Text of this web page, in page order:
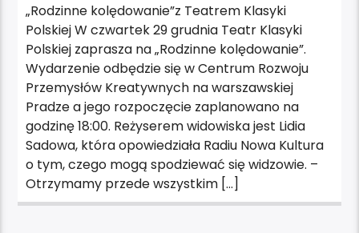
„Rodzinne kolędowanie”z Teatrem Klasyki
Polskiej W czwartek 29 grudnia Teatr Klasyki
Polskiej zaprasza na „Rodzinne kolędowanie”.
Wydarzenie odbędzie się w Centrum Rozwoju
Przemysłów Kreatywnych na warszawskiej
Pradze a jego rozpoczęcie zaplanowano na
godzinę 18:00. Reżyserem widowiska jest Lidia
Sadowa, która opowiedziała Radiu Nowa Kultura
o tym, czego mogą spodziewać się widzowie. –
Otrzymamy przede wszystkim […]